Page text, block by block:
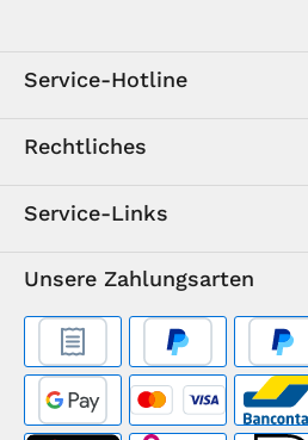
Service-Hotline
Rechtliches
Service-Links
Unsere Zahlungsarten